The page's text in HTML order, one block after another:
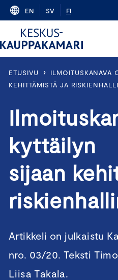
Skip
content
EN SV FI
ETUSIVU ›
ILMOITUSKANAVA
KEHITTÄMISTÄ JA
kyttäilyn
sijaan
Artikkeli on julkaistu
nro. 03/20. Teksti
Liisa Takala.